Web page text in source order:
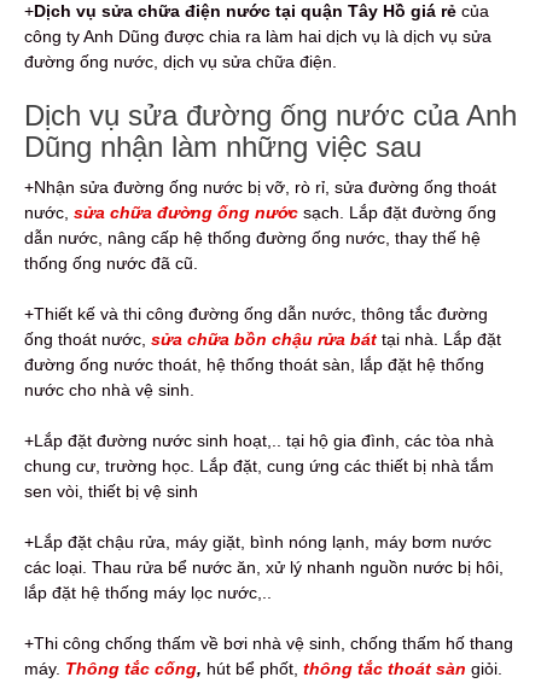
+Dịch vụ sửa chữa điện nước tại quận Tây Hồ giá rẻ của
công ty Anh Dũng được chia ra làm hai dịch vụ là dịch vụ sửa
đường ống nước, dịch vụ sửa chữa điện.
Dịch vụ sửa đường ống nước của Anh
Dũng nhận làm những việc sau
+Nhận sửa đường ống nước bị vỡ, rò rỉ, sửa đường ống thoát
nước, sửa chữa đường ống nước sạch. Lắp đặt đường ống
dẫn nước, nâng cấp hệ thống đường ống nước, thay thế hệ
thống ống nước đã cũ.
+Thiết kế và thi công đường ống dẫn nước, thông tắc đường
ống thoát nước, sửa chữa bồn chậu rửa bát tại nhà. Lắp đặt
đường ống nước thoát, hệ thống thoát sàn, lắp đặt hệ thống
nước cho nhà vệ sinh.
+Lắp đặt đường nước sinh hoạt,.. tại hộ gia đình, các tòa nhà
chung cư, trường học. Lắp đặt, cung ứng các thiết bị nhà tắm
sen vòi, thiết bị vệ sinh
+Lắp đặt chậu rửa, máy giặt, bình nóng lạnh, máy bơm nước
các loại. Thau rửa bể nước ăn, xử lý nhanh nguồn nước bị hôi,
lắp đặt hệ thống máy lọc nước,..
+Thi công chống thấm về bơi nhà vệ sinh, chống thấm hố thang
máy. Thông tắc cống, hút bể phốt, thông tắc thoát sàn giỏi.